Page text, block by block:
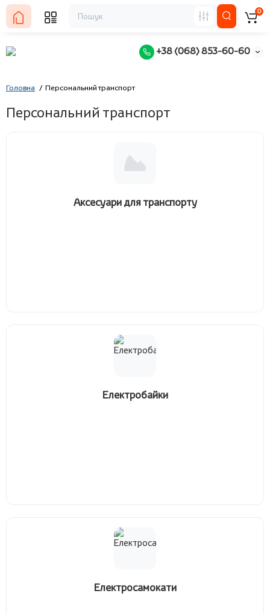
+38 (068) 853-60-60
0
Головна Персональний транспорт
Персональний транспорт
Аксесуари для транспорту
Електробайки
Електросамокати